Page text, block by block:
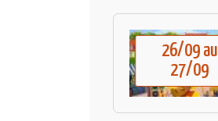
26/09 au
27/09